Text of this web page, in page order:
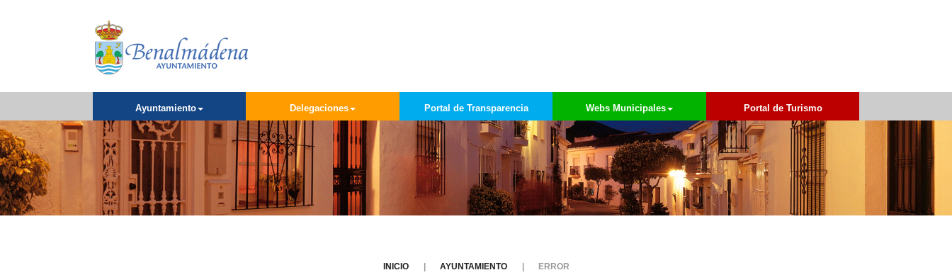
Ayuntamiento Delegaciones Portal de Transparencia Webs Municipales Portal de Turismo
INICIO AYUNTAMIENTO ERROR